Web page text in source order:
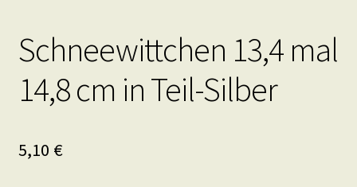
Schneewittchen 13,4 mal
14,8 cm in Teil-Silber
5,10 €